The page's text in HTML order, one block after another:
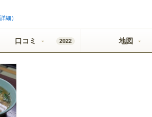
細）
口コミ 2022 地図